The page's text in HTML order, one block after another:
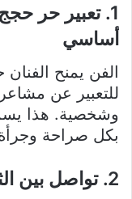
أساسي
الفن يمنح الفنان
للتعبير عن
وشخصية. هذا
بكل صراحة
2. تواصل بين الثقافات